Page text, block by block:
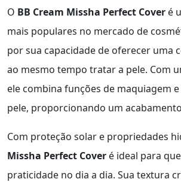
O BB Cream Missha Perfect Cover é
mais populares no mercado de
por sua capacidade de oferecer uma
ao mesmo tempo tratar a pele. Com
ele combina funções de maquiagem
pele, proporcionando um
Com proteção solar e propriedades
Missha Perfect Cover é ideal para
praticidade no dia a dia. Sua textura